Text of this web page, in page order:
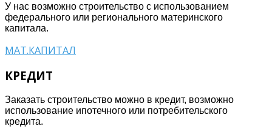
У нас возможно строительство с использованием
федерального или регионального материнского
капитала.
МАТ.КАПИТАЛ
КРЕДИТ
Заказать строительство можно в кредит, возможно
использование ипотечного или потребительского
кредита.